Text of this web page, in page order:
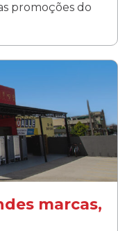
–PR
promoções do
marcas,